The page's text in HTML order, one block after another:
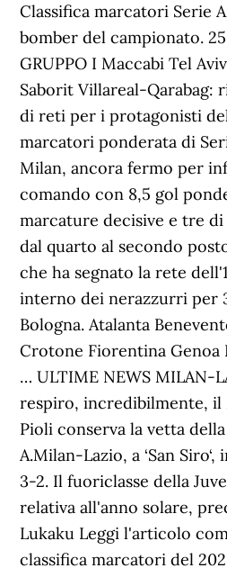
Classifica marcatori Serie
bomber del campionato.
GRUPPO I Maccabi Tel
Saborit Villareal-Qarabag:
di reti per i protagonisti
marcatori ponderata di
Milan, ancora fermo per
comando con 8,5 gol
marcature decisive e tre di
dal quarto al secondo
che ha segnato la rete
interno dei nerazzurri per
Bologna. Atalanta
Crotone Fiorentina Genoa
… ULTIME NEWS MILAN-
respiro, incredibilmente, il
Pioli conserva la vetta
A.Milan-Lazio, a ‘San
3-2. Il fuoriclasse della
relativa all'anno solare,
Lukaku Leggi l'articolo
classifica marcatori del